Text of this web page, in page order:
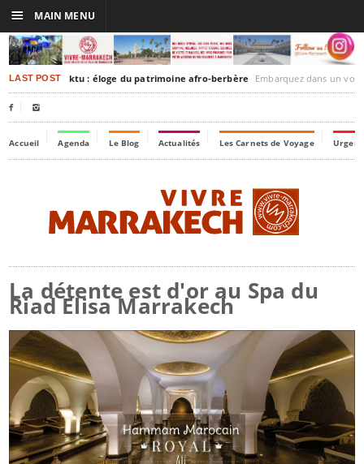
LAST POSTTimbuktu : éloge du patrimoine afro-berbère Embarquez dans un voyage culturel dans le
 
Accueil Agenda Le Blog Actualités Les Carnets de Voyage
La détente est d'or au Spa du
Riad Elisa Marrakech
☰ MAIN MENU